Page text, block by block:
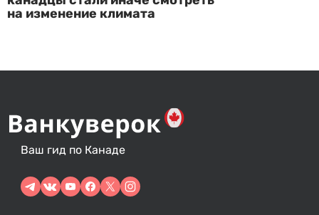
на изменение климата
Ваш гид по Канаде